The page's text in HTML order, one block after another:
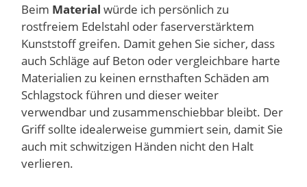
Beim Material würde ich persönlich zu
rostfreiem Edelstahl oder faserverstärktem
Kunststoff greifen. Damit gehen Sie sicher, dass
auch Schläge auf Beton oder vergleichbare harte
Materialien zu keinen ernsthaften Schäden am
Schlagstock führen und dieser weiter
verwendbar und zusammenschiebbar bleibt. Der
Griff sollte idealerweise gummiert sein, damit Sie
auch mit schwitzigen Händen nicht den Halt
verlieren.